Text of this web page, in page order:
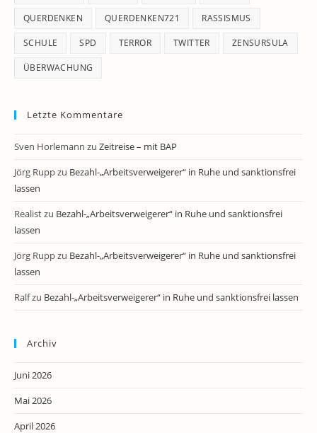
QUERDENKEN QUERDENKEN721 RASSISMUS
SCHULE SPD TERROR TWITTER ZENSURSULA
ÜBERWACHUNG
Letzte Kommentare
Sven Horlemann zu Zeitreise – mit BAP
Jörg Ruppzu Bezahl-„Arbeitsverweigerer“ in Ruhe und sanktionsfrei
lassen
Realistzu Bezahl-„Arbeitsverweigerer“ in Ruhe und sanktionsfrei
lassen
Jörg Ruppzu Bezahl-„Arbeitsverweigerer“ in Ruhe und sanktionsfrei
lassen
Ralfzu Bezahl-„Arbeitsverweigerer“ in Ruhe und sanktionsfrei lassen
Archiv
Juni 2026
Mai 2026
April 2026